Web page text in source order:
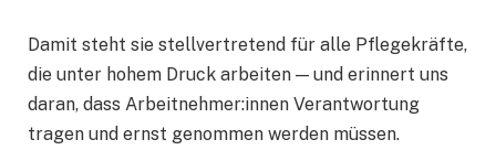
Damit steht sie stellvertretend für alle Pflegekräfte,
die unter hohem Druck arbeiten — und erinnert uns
daran, dass Arbeitnehmer:innen Verantwortung
tragen und ernst genommen werden müssen.